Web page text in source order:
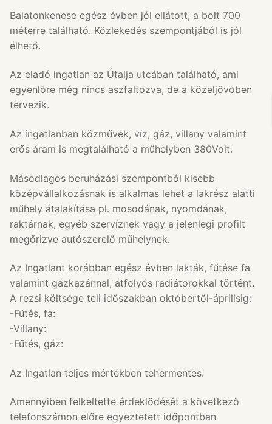
Balatonkenese egész évben jól ellátott, a bolt 700
méterre található. Közlekedés szempontjából is jól
élhető.
Az eladó ingatlan az Útalja utcában található, ami
egyenlőre még nincs aszfaltozva, de a közeljövőben
tervezik.
Az ingatlanban közművek, víz, gáz, villany valamint
erős áram is megtalálható a műhelyben 380Volt.
Másodlagos beruházási szempontból kisebb
középvállalkozásnak is alkalmas lehet a lakrész alatti
műhely átalakítása pl. mosodának, nyomdának,
raktárnak, egyéb szervíznek vagy a jelenlegi profilt
megőrizve autószerelő műhelynek.
Az Ingatlant korábban egész évben lakták, fűtése fa
valamint gázkazánnal, átfolyós radiátorokkal történt.
A rezsi költsége teli időszakban októbertől-áprilisig:
-Fűtés, fa:
-Villany:
-Fűtés, gáz:
Az Ingatlan teljes mértékben tehermentes.
Amennyiben felkeltette érdeklődését a következő
telefonszámon előre egyeztetett időpontban